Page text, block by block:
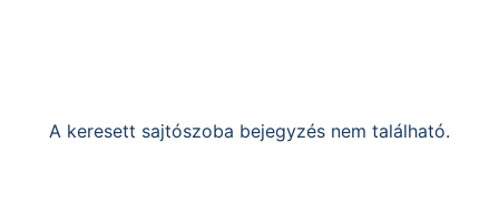
A keresett sajtószoba bejegyzés nem található.